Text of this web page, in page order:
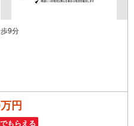
プランナーが資金計画をサポー
チームあり！
も低金利になるように審査が可
リフォームも弊社のリフォームプ
速にサポートいたします
め、より多くの知見がございま
9分
円
もらえる